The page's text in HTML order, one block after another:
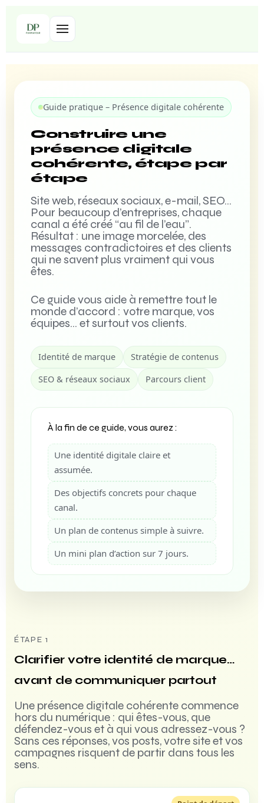
Guide pratique – Présence digitale cohérente
Construire une
présence digitale
cohérente, étape par
étape
Site web, réseaux sociaux, e-mail, SEO…
Pour beaucoup d’entreprises, chaque
canal a été créé “au fil de l’eau”.
Résultat : une image morcelée, des
messages contradictoires et des clients
qui ne savent plus vraiment qui vous
êtes.
Ce guide vous aide à remettre tout le
monde d’accord : votre marque, vos
équipes… et surtout vos clients.
Identité de marque
Stratégie de contenus
SEO & réseaux sociaux
Parcours client
À la fin de ce guide, vous aurez :
Une identité digitale claire et
assumée.
Des objectifs concrets pour chaque
canal.
Un plan de contenus simple à suivre.
Un mini plan d’action sur 7 jours.
ÉTAPE 1
Clarifier votre identité de marque…
avant de communiquer partout
Une présence digitale cohérente commence
hors du numérique : qui êtes-vous, que
défendez-vous et à qui vous adressez-vous ?
Sans ces réponses, vos posts, votre site et vos
campagnes risquent de partir dans tous les
sens.